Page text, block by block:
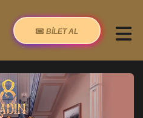
BİLET AL